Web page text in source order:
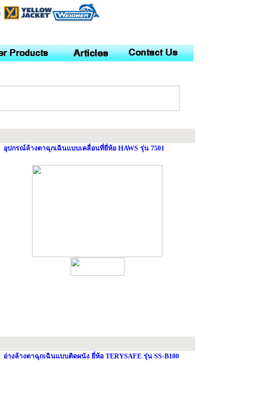
อุปกรณ์ล้างตาฉุกเฉินแบบเคลื่อนที่ยี่ห้อ HAWS รุ่น 7501
อ่างล้างตาฉุกเฉินแบบติดผนัง ยี่ห้อ TERYSAFE รุ่น SS-B100